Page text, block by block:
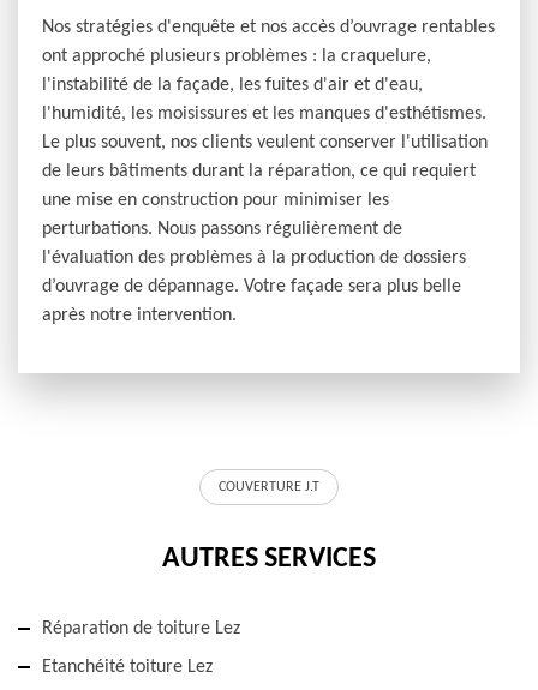
Nos stratégies d'enquête et nos accès d’ouvrage rentables
ont approché plusieurs problèmes : la craquelure,
l'instabilité de la façade, les fuites d'air et d'eau,
l'humidité, les moisissures et les manques d'esthétismes.
Le plus souvent, nos clients veulent conserver l'utilisation
de leurs bâtiments durant la réparation, ce qui requiert
une mise en construction pour minimiser les
perturbations. Nous passons régulièrement de
l'évaluation des problèmes à la production de dossiers
d’ouvrage de dépannage. Votre façade sera plus belle
après notre intervention.
COUVERTURE J.T
AUTRES SERVICES
Réparation de toiture Lez
Etanchéité toiture Lez